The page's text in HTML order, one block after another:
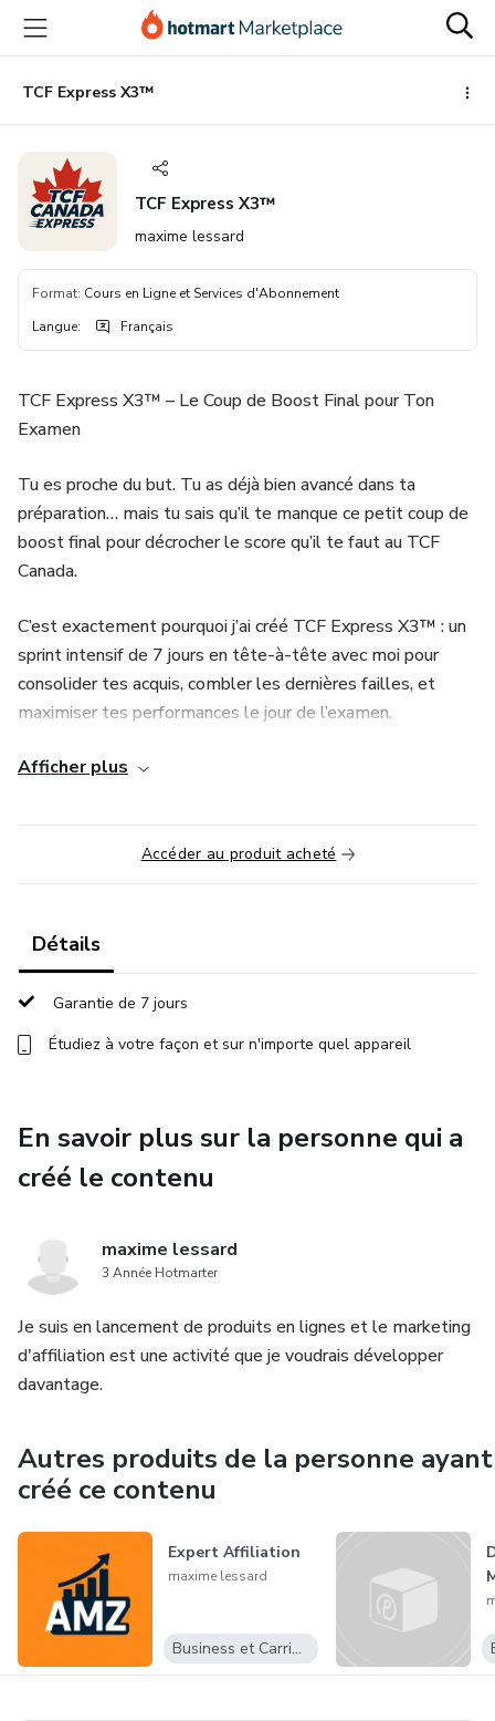
vers
contenu
principal
vers
bas
de
TCF Express X3™
TCF Express X3™
maxime lessard
Format: Cours en Ligne et Services d'Abonnement
Langue: Français
TCF Express X3™ – Le Coup de Boost Final pour Ton
Examen
Tu es proche du but. Tu as déjà bien avancé dans ta
préparation… mais tu sais qu’il te manque ce petit coup de
boost final pour décrocher le score qu’il te faut au TCF
Canada.
C’est exactement pourquoi j’ai créé TCF Express X3™ : un
sprint intensif de 7 jours en tête-à-tête avec moi pour
consolider tes acquis, combler les dernières failles, et
maximiser tes performances le jour de l’examen.
🎯 Ce que tu vas recevoir :
Des sessions intensives avec moi chaque jour pendant une
orale, compréhension, structuration des réponses…).
Des astuces concrètes pour gagner du temps, éviter les
Ce programme est pensé pour ceux qui passent leur TCF
dans les prochains jours ou semaines et qui veulent mettre
⚠️ Attention : TCF Express X3™ n’est pas un cours
“classique”. C’est un programme d’élite, conçu pour les
personnes sérieuses, prêtes à donner leur 100 % pendant
7 jours pour atteindre un score élevé et accélérer leur
projet d’immigration.
Afficher plus
Accéder au produit acheté
Détails
Garantie de 7 jours
Étudiez à votre façon et sur n'importe quel appareil
En savoir plus sur la personne qui a
créé le contenu
maxime lessard
3 Année Hotmarter
Je suis en lancement de produits en lignes et le marketing
d'affiliation est une activité que je voudrais développer
davantage.
Autres produits de la personne ayant
créé ce contenu
Expert Affiliation
maxime lessard
Business et Carrière